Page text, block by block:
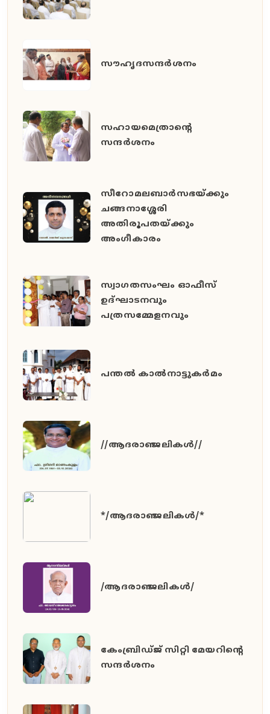
സൗഹൃദസന്ദർശനം
സഹായമെത്രാന്റെ
സന്ദർശനം
സീറോമലബാർസഭയ്ക്കും
ചങ്ങനാശ്ശേരി
അതിരൂപതയ്ക്കും
അംഗീകാരം
സ്വാഗതസംഘം ഓഫീസ്
ഉദ്ഘാടനവും
പത്രസമ്മേളനവും
പന്തൽ കാൽനാട്ടുകർമം
//ആദരാഞ്ജലികൾ//
*/ആദരാഞ്ജലികൾ/*
/ആദരാഞ്ജലികൾ/
കേംബ്രിഡ്ജ് സിറ്റി മേയറിൻ്റെ
സന്ദർശനം